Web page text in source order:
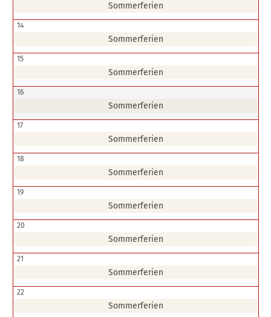
Sommerferien
14
Sommerferien
15
Sommerferien
16
Sommerferien
17
Sommerferien
18
Sommerferien
19
Sommerferien
20
Sommerferien
21
Sommerferien
22
Sommerferien